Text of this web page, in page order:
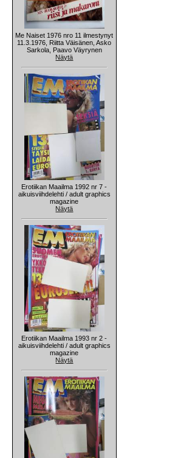
Me Naiset 1976 nro 11 ilmestynyt
11.3.1976, Riitta Väisänen, Asko
Sarkola, Paavo Väyrynen
Näytä
Erotiikan Maailma 1992 nr 7 -
aikuisviihdelehti / adult graphics
magazine
Näytä
Erotiikan Maailma 1993 nr 2 -
aikuisviihdelehti / adult graphics
magazine
Näytä